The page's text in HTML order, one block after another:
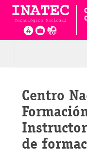
Centro
de